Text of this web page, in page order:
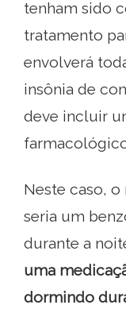
tenham sido
tratamento
envolverá
insônia de
deve incluir
Neste caso,
seria um
durante a
uma
dormindo